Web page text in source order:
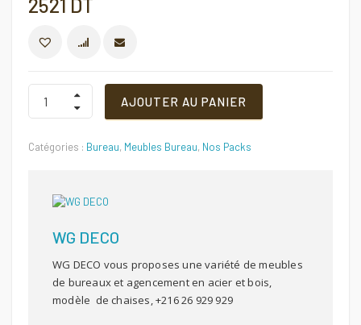
2521 DT
COMPARER
Pack
Bureau
directeur
Quantité
AJOUTER AU PANIER
Catégories : Bureau, Meubles Bureau, Nos Packs
WG DECO
WG DECO vous proposes une variété de meubles
de bureaux et agencement en acier et bois,
modèle de chaises, +216 26 929 929